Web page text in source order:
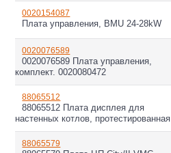
0020154087
Плата управления, BMU 24-28kW
0020076589
0020076589 Плата управления,
комплект. 0020080472
88065512
88065512 Плата дисплея для
настенных котлов, протестированная
88065579